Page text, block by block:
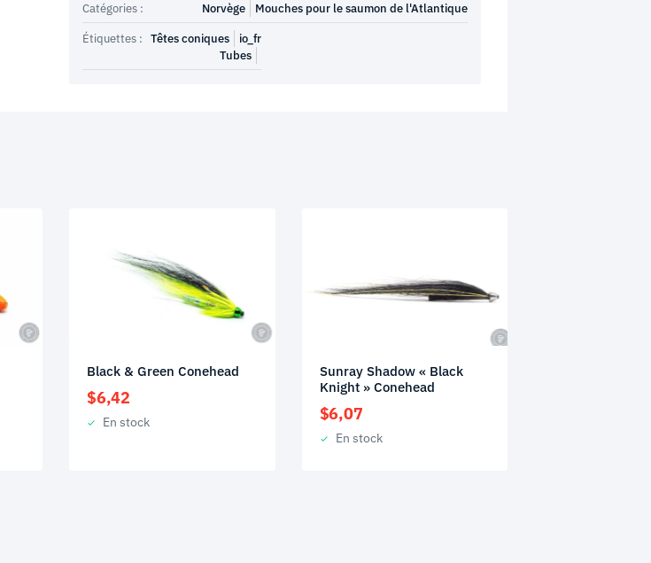
Catégories : Mouches pour le saumon de l'Atlantique
Norvège
Étiquettes :
io_fr
Têtes coniques
Tubes
Black & Green Conehead
$6,42
En stock
Sunray Shadow « Black
Knight » Conehead
$6,07
En stock